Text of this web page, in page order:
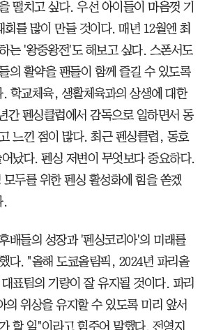
떨치고 싶다. 우선 아이들이 마음껏 기
회를 많이 만들 것이다. 매년 12월엔 최
는 '왕중왕전'도 해보고 싶다. 스폰서도
의 활약을 팬들이 함께 즐길 수 있도록
학교체육, 생활체육과의 상생에 대한
간 펜싱클럽에서 감독으로 일하면서 동
느낀 점이 많다. 최근 펜싱클럽, 동호
났다. 펜싱 저변이 무엇보다 중요하다.
두를 위한 펜싱 활성화에 힘을 쏟겠
.
배들의 성장과 '펜싱코리아'의 미래를
다. "올해 도쿄올림픽, 2024년 파리올
표팀의 기량이 잘 유지될 것이다. 파리
의 위상을 유지할 수 있도록 미리 앞서
할 일"이라고 힘주어 말했다. 전영지